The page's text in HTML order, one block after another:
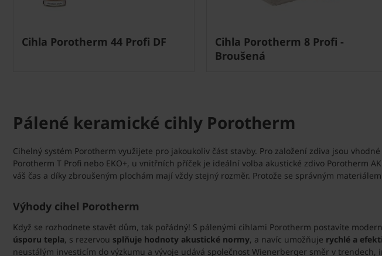
Cihla Porotherm 44 Profi DF
Cihla Porotherm 8 Profi -
Broušená
Pálené keramické cihly Porotherm
Cihelný systém Porotherm využijete pro jakoukoliv část stavby. Pro založení zdiva jsou
Porotherm T Profi nebo EKO+, u vnitřních příček je ideální volba akustické zdivo Porotherm
váš čas a díky zbroušeným plochám mají vždy stejný rozměr. Protože se správným
Výhody cihel Porotherm
Když se rozhodnete stavět dům, tak pořádný! S pálenými cihlami Porotherm postavíte
úsporu tepla, s rezervou splňuje hodnoty akustické normy, a navíc umožňuje rychlé a
neustálým investicím do výzkumu a vývoje udává společnost Wienerberger směr v